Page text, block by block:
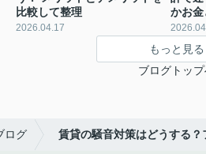
比較して整理
2026.04.17
かお
もっと見る
ブログトッ
ログ 賃貸の騒音対策はどうする